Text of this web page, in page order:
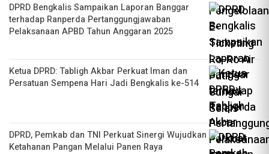
DPRD Bengkalis Sampaikan Laporan Banggar
terhadap Ranperda Pertanggungjawaban
Pelaksanaan APBD Tahun Anggaran 2025
Ketua DPRD: Tabligh Akbar Perkuat Iman dan
Persatuan Sempena Hari Jadi Bengkalis ke-514
DPRD, Pemkab dan TNI Perkuat Sinergi Wujudkan
Ketahanan Pangan Melalui Panen Raya